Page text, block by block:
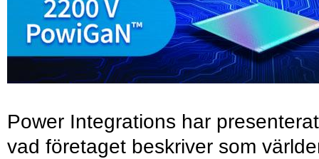
Power Integrations har presenterat
vad företaget beskriver som